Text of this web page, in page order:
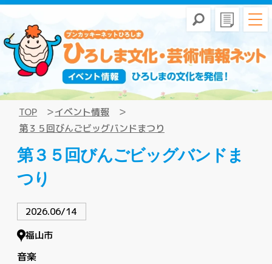
TOP
イベント情報
第３５回びんごビッグバンドまつり
第３５回びんごビッグバンドま
つり
2026.06/14
福山市
音楽